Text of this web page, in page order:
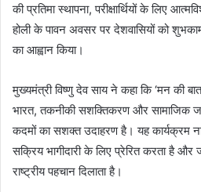
की प्रतिमा स्थापना, परीक्षार्थियों के लिए
होली के पावन अवसर पर देशवासियों को
का आह्वान किया।
मुख्यमंत्री विष्णु देव साय ने कहा कि ‘मन की
भारत, तकनीकी सशक्तिकरण और सामाजिक
कदमों का सशक्त उदाहरण है। यह कार्यक्रम
सक्रिय भागीदारी के लिए प्रेरित करता है
राष्ट्रीय पहचान दिलाता है।